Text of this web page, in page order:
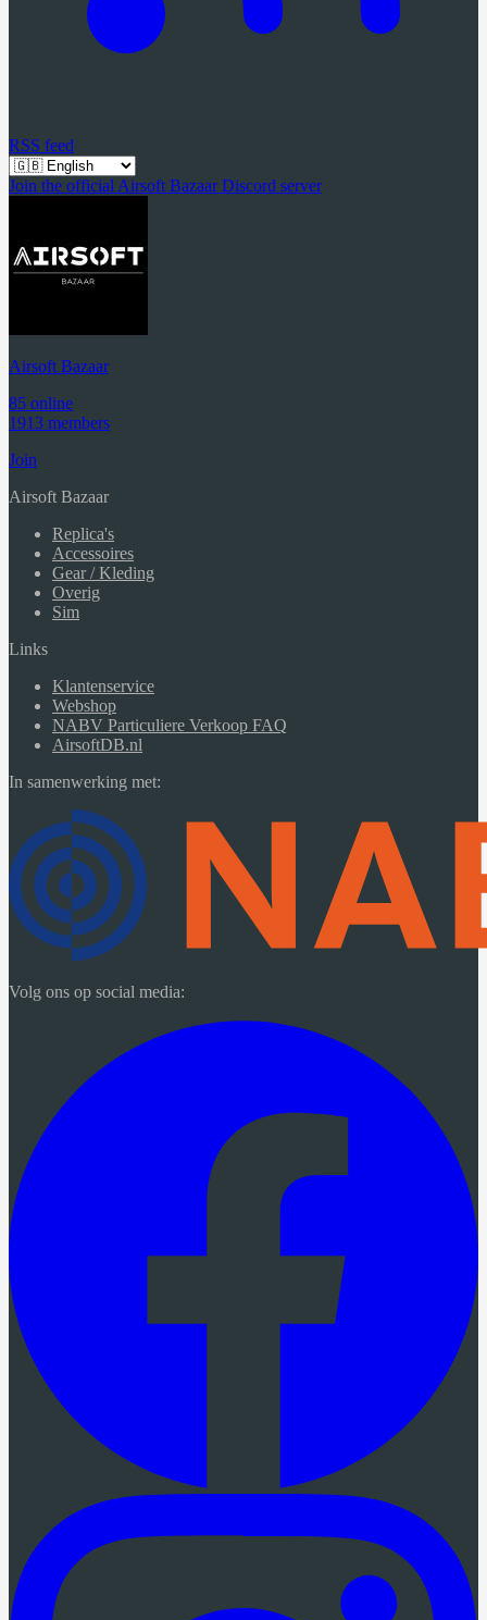
RSS feed
Join the official Airsoft Bazaar Discord server
Airsoft Bazaar
85 online
1913 members
Join
Airsoft Bazaar
Replica's
Accessoires
Gear / Kleding
Overig
Sim
Links
Klantenservice
Webshop
NABV Particuliere Verkoop FAQ
AirsoftDB.nl
In samenwerking met:
Volg ons op social media: